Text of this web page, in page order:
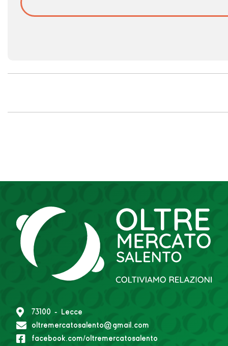
73100 - Lecce
oltremercatosalento@gmail.com
facebook.com/oltremercatosalento